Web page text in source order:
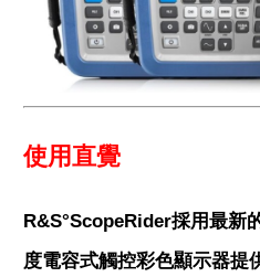
使用直覺
R&S°ScopeRider採用最新
度電容式觸控彩色顯示器提